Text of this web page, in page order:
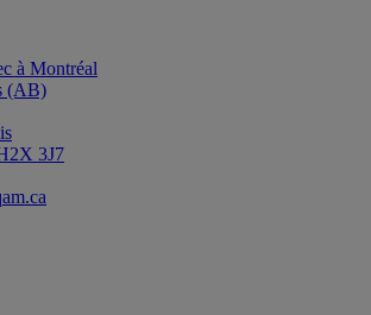
à Montréal
(AB)
3J7